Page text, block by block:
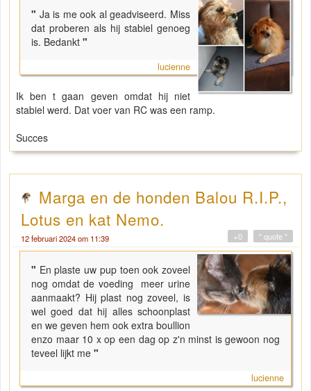
" Ja is me ook al geadviseerd. Miss
dat proberen als hij stabiel genoeg
is. Bedankt "
lucienne
Ik ben t gaan geven omdat hij niet
stabiel werd. Dat voer van RC was een ramp.
Succes
Marga en de honden Balou R.I.P.,
Lotus en kat Nemo.
12 februari 2024 om 11:39 " quote "
+0
" En plaste uw pup toen ook zoveel
nog omdat de voeding meer urine
aanmaakt? Hij plast nog zoveel, is
wel goed dat hij alles schoonplast
en we geven hem ook extra boullion
enzo maar 10 x op een dag op z'n minst is gewoon nog
teveel lijkt me "
lucienne